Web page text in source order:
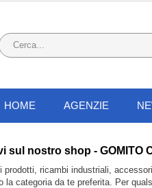
HOME AGENZIE
nostro shop - GOMITO
ricambi industriali,
categoria da te preferita. Per